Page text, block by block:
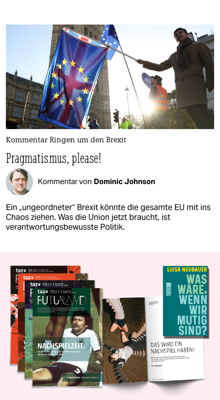
Kommentar Ringen um den Brexit
Pragmatismus, please!
Kommentar von Dominic Johnson
Ein „ungeordneter“ Brexit könnte die gesamte EU mit ins
Chaos ziehen. Was die Union jetzt braucht, ist
verantwortungsbewusste Politik.